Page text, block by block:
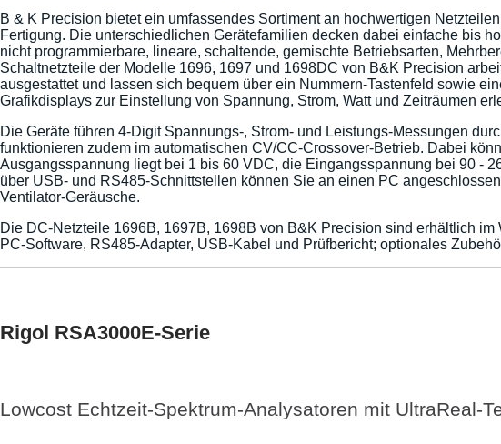
B & K Precision bietet ein umfassendes Sortiment an hochwertigen
Fertigung. Die unterschiedlichen Gerätefamilien decken dabei einfache bis
nicht programmierbare, lineare, schaltende, gemischte Betriebsarten,
Schaltnetzteile der Modelle 1696, 1697 und 1698DC von B&K Precision
ausgestattet und lassen sich bequem über ein Nummern-Tastenfeld sowie
Grafikdisplays zur Einstellung von Spannung, Strom, Watt und Zeiträumen
Die Geräte führen 4-Digit Spannungs-, Strom- und Leistungs-Messungen
funktionieren zudem im automatischen CV/CC-Crossover-Betrieb. Dabei
Ausgangsspannung liegt bei 1 bis 60 VDC, die Eingangsspannung bei 90 -
über USB- und RS485-Schnittstellen können Sie an einen PC
Ventilator-Geräusche.
Die DC-Netzteile 1696B, 1697B, 1698B von B&K Precision sind erhältlich
PC-Software, RS485-Adapter, USB-Kabel und Prüfbericht; optionales
Rigol RSA3000E-Serie
Lowcost Echtzeit-Spektrum-Analysatoren mit UltraReal-